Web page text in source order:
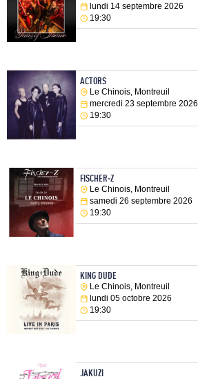
lundi 14 septembre 2026
19:30
ACTORS
Le Chinois, Montreuil
mercredi 23 septembre 2026
19:30
FISCHER-Z
Le Chinois, Montreuil
samedi 26 septembre 2026
19:30
KING DUDE
Le Chinois, Montreuil
lundi 05 octobre 2026
19:30
JAKUZI